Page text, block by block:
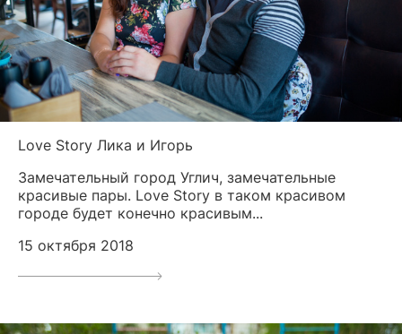
Love Story Лика и Игорь
Замечательный город Углич, замечательные
красивые пары. Love Story в таком красивом
городе будет конечно красивым...
15 октября 2018